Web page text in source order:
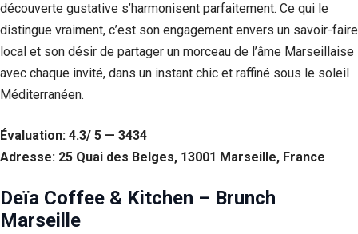
découverte gustative s’harmonisent parfaitement. Ce qui le
distingue vraiment, c’est son engagement envers un savoir-faire
local et son désir de partager un morceau de l’âme Marseillaise
avec chaque invité, dans un instant chic et raffiné sous le soleil
Méditerranéen.
Évaluation: 4.3/ 5 — 3434
Adresse: 25 Quai des Belges, 13001 Marseille, France
Deïa Coffee & Kitchen – Brunch
Marseille